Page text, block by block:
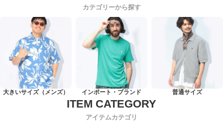
カテゴリーから探す
大きいサイズ（メンズ） インポート・ブランド 普通サイズ
アイテムカテゴリ